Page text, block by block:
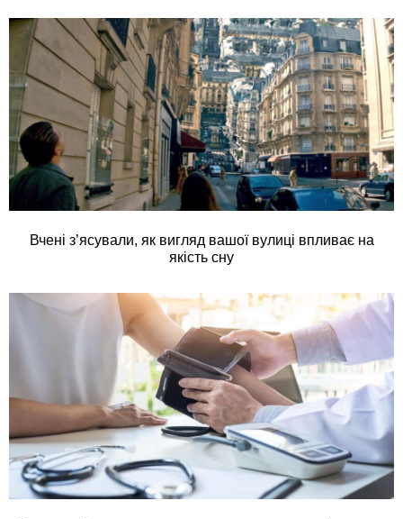
Вчені з’ясували, як вигляд вашої вулиці впливає на
якість сну